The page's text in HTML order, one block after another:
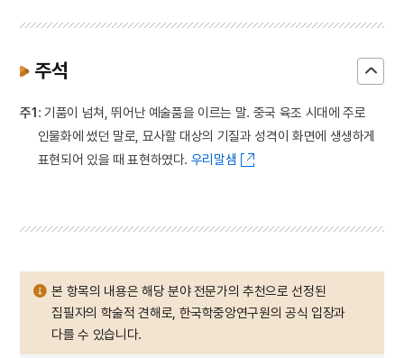
주석
주1: 기품이 넘쳐, 뛰어난 예술품을 이르는 말. 중국 육조 시대에 주로
인물화에 썼던 말로, 묘사할 대상의 기질과 성격이 화면에 생생하게
표현되어 있을 때 표현하였다. 우리말샘
본 항목의 내용은 해당 분야 전문가의 추천으로 선정된
집필자의 학술적 견해로, 한국학중앙연구원의 공식 입장과
다를 수 있습니다.